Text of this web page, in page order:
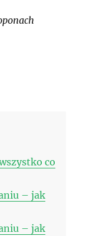
co
– jak
– jak